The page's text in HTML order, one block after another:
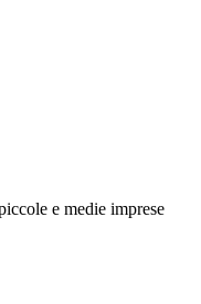
e medie imprese